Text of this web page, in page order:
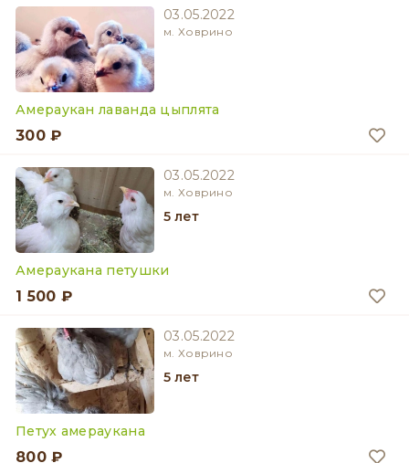
03.05.2022
м. Ховрино
Амераукан лаванда цыплята
300 ₽
03.05.2022
м. Ховрино
5 лет
Амераукана петушки
1 500 ₽
03.05.2022
м. Ховрино
5 лет
Петух амераукана
800 ₽